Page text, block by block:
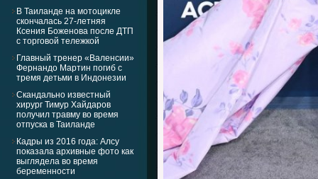
В Таиланде на мотоцикле
скончалась 27-летняя
Ксения Боженова после ДТП
с торговой тележкой
Главный тренер «Валенсии»
Фернандо Мартин погиб с
тремя детьми в Индонезии
Скандально известный
хирург Тимур Хайдаров
получил травму во время
отпуска в Таиланде
Кадры из 2016 года: Алсу
показала архивные фото как
выглядела во время
беременности